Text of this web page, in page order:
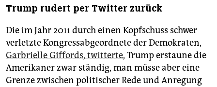
Trump rudert per Twitter zurück
Die im Jahr 2011 durch einen Kopfschuss schwer
verletzte Kongressabgeordnete der Demokraten,
Garbrielle Giffords, twitterte, Trump erstaune die
Amerikaner zwar ständig, man müsse aber eine
Grenze zwischen politischer Rede und Anregung